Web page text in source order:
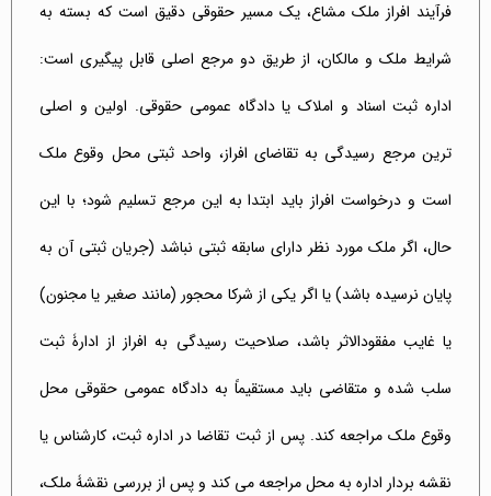
فرآیند افراز ملک مشاع، یک مسیر حقوقی دقیق است که بسته به
شرایط ملک و مالکان، از طریق دو مرجع اصلی قابل پیگیری است:
اداره ثبت اسناد و املاک یا دادگاه عمومی حقوقی. اولین و اصلی
ترین مرجع رسیدگی به تقاضای افراز، واحد ثبتی محل وقوع ملک
است و درخواست افراز باید ابتدا به این مرجع تسلیم شود؛ با این
حال، اگر ملک مورد نظر دارای سابقه ثبتی نباشد (جریان ثبتی آن به
پایان نرسیده باشد) یا اگر یکی از شرکا محجور (مانند صغیر یا مجنون)
یا غایب مفقودالاثر باشد، صلاحیت رسیدگی به افراز از ادارۀ ثبت
سلب شده و متقاضی باید مستقیماً به دادگاه عمومی حقوقی محل
وقوع ملک مراجعه کند. پس از ثبت تقاضا در اداره ثبت، کارشناس یا
نقشه بردار اداره به محل مراجعه می کند و پس از بررسی نقشۀ ملک،